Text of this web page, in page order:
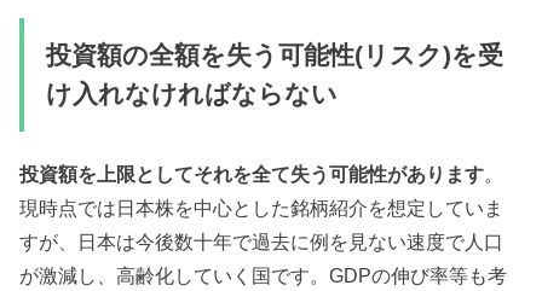
投資額の全額を失う可能性(リスク)を受
け入れなければならない
投資額を上限としてそれを全て失う可能性があります。
現時点では日本株を中心とした銘柄紹介を想定していま
すが、日本は今後数十年で過去に例を見ない速度で人口
が激減し、高齢化していく国です。GDPの伸び率等も考